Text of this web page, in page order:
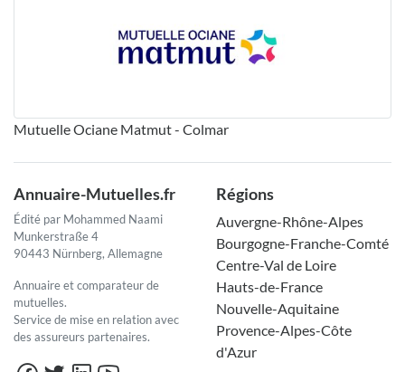
Mutuelle Ociane Matmut - Colmar
Annuaire-Mutuelles.fr
Édité par Mohammed Naami
Munkerstraße 4
90443 Nürnberg, Allemagne
Annuaire et comparateur de
mutuelles.
Service de mise en relation avec
des assureurs partenaires.
Régions
Auvergne-Rhône-Alpes
Bourgogne-Franche-Comté
Centre-Val de Loire
Hauts-de-France
Nouvelle-Aquitaine
Provence-Alpes-Côte
d'Azur